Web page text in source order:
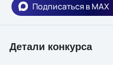
Подписаться в MAX
Детали конкурса